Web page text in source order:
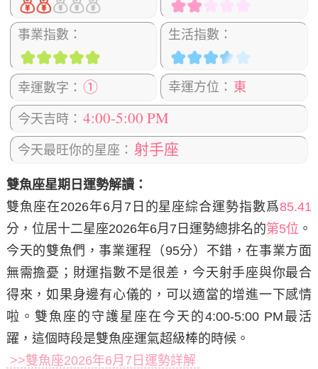
事業指數： 生活指數：
幸運數字： ① 幸運方位： 東
今天吉時： 4:00-5:00 PM
今天最旺你的星座： 射手座
雙魚座星期日運勢解讀：
雙魚座在2026年6月7日 的星座綜合運勢指數爲85.41
分，位居十二星座2026年6月7日運勢總排名的第5位 。
今天的雙魚們，事業運程（95分）不錯，在事業方面
無需擔憂；財運指數不是很差，今天射手座與你最合
得來，如果身邊有心儀的，可以適當的增進一下感情
啦。雙魚座的守護星座在今天的4:00-5:00 PM最活
躍，這個時段是雙魚座運氣超級棒的時候。
>>雙魚座2026年6月7日運勢詳解